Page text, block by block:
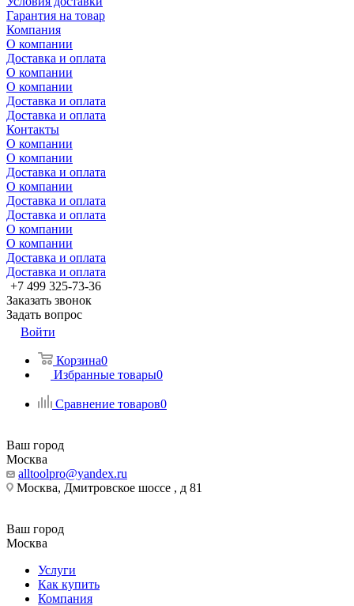
Гарантия на товар
Компания
О компании
Доставка и оплата
О компании
О компании
Доставка и оплата
Доставка и оплата
Контакты
О компании
О компании
Доставка и оплата
О компании
Доставка и оплата
Доставка и оплата
О компании
О компании
Доставка и оплата
Доставка и оплата
+7 499 325-73-36
Заказать звонок
Задать вопрос
Войти
Корзина0
Избранные товары0
Сравнение товаров0
Ваш город
Москва
alltoolpro@yandex.ru
Москва, Дмитровское шоссе , д 81
Ваш город
Москва
Услуги
Как купить
Компания